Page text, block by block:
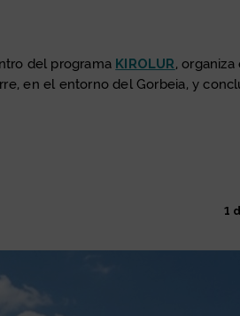
del programa KIROLUR, organiza
en el entorno del Gorbeia, y
1